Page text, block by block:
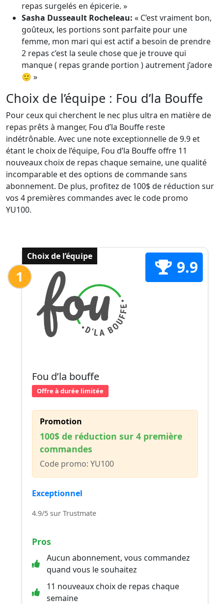
repas surgelés en épicerie. »
Sasha Dusseault Rocheleau: « C’est vraiment bon,
goûteux, les portions sont parfaite pour une
femme, mon mari qui est actif a besoin de prendre
2 repas c’est la seule chose que je trouve qui
manque ( repas grande portion ) autrement j’adore
🙂 »
Choix de l’équipe : Fou d’la Bouffe
Pour ceux qui cherchent le nec plus ultra en matière de
repas prêts à manger, Fou d’la Bouffe reste
indétrônable. Avec une note exceptionnelle de 9.9 et
étant le choix de l’équipe, Fou d’la Bouffe offre 11
nouveaux choix de repas chaque semaine, une qualité
incomparable et des options de commande sans
abonnement. De plus, profitez de 100$ de réduction sur
vos 4 premières commandes avec le code promo
YU100.
Choix de l’équipe
1 9.9
Fou d’la bouffe
Offre à durée limitée
Promotion
100$ de réduction sur 4 première
commandes
Code promo: YU100
Exceptionnel
4.9/5 sur Trustmate
Pros
Aucun abonnement, vous commandez
quand vous le souhaitez
11 nouveaux choix de repas chaque
semaine